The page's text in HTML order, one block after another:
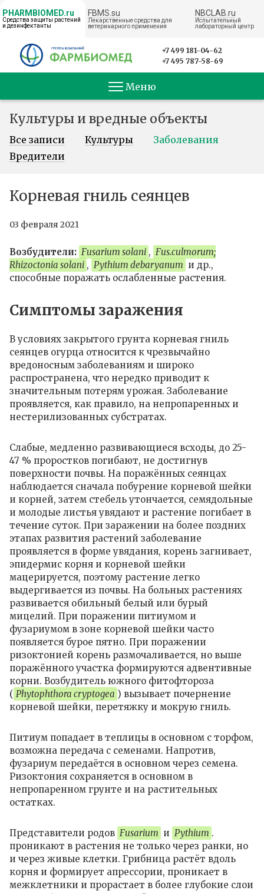
PHARMBIOMED.ru
Средства защиты растений
и дезинфектанты
FBMS.su
Лекарственные средства для
ветеринарного применения
NBCLAB.ru
Испытательный
лабораторный центр
← НА ГЛАВНУЮ
+7 499 181-04-62
+7 495 787-58-69
Меню
Культуры и вредные объекты
Все записи Культуры
Заболевания
Вредители
Корневая гниль сеянцев
03 февраля 2021
Возбудители: Fusarium solani , Fus.culmorum;
Rhizoctonia solani , Pythium debaryanum и др.,
способные поражать ослабленные растения.
Симптомы заражения
В условиях закрытого грунта корневая гниль
сеянцев огурца относится к чрезвычайно
вредоносным заболеваниям и широко
распространена, что нередко приводит к
значительным потерям урожая. Заболевание
проявляется, как правило, на непропаренных и
нестерилизованных субстратах.
Слабые, медленно развивающиеся всходы, до 25-
47 % проростков погибают, не достигнув
поверхности почвы. На поражённых сеянцах
наблюдается сначала побурение корневой шейки
и корней, затем стебель утончается, семядольные
и молодые листья увядают и растение погибает в
течение суток. При заражении на более поздних
этапах развития растений заболевание
проявляется в форме увядания, корень загнивает,
эпидермис корня и корневой шейки
мацерируется, поэтому растение легко
выдергивается из почвы. На больных растениях
развивается обильный белый или бурый
мицелий. При поражении питиумом и
фузариумом в зоне корневой шейки часто
появляется бурое пятно. При поражении
ризоктонией корень размочаливается, но выше
поражённого участка формируются адвентивные
корни. Возбудитель южного фитофтороза
( Phytophthora cryptogea ) вызывает почернение
корневой шейки, перетяжку и мокрую гниль.
Питиум попадает в теплицы в основном с торфом,
возможна передача с семенами. Напротив,
фузариум передаётся в основном через семена.
Ризоктония сохраняется в основном в
непропаренном грунте и на растительных
остатках.
Представители родов Fusarium и Pythium .
проникают в растения не только через ранки, но
и через живые клетки. Грибница растёт вдоль
корня и формирует апрессории, проникает в
межклетники и прорастает в более глубокие слои